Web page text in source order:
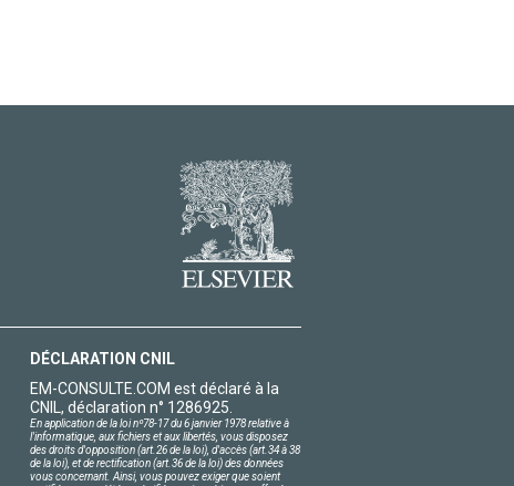
DÉCLARATION CNIL
EM-CONSULTE.COM est déclaré à la
CNIL, déclaration n° 1286925.
En application de la loi nº78-17 du 6 janvier 1978 relative à
l'informatique, aux fichiers et aux libertés, vous disposez
des droits d'opposition (art.26 de la loi), d'accès (art.34 à 38
de la loi), et de rectification (art.36 de la loi) des données
vous concernant. Ainsi, vous pouvez exiger que soient